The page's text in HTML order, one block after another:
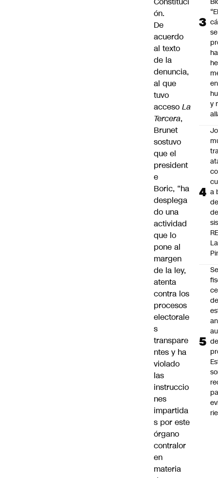
ón.
De
acuerdo
al texto
de la
denuncia,
al que
tuvo
acceso La
Tercera,
Brunet
sostuvo
que el
president
e
Boric, “ha
desplega
do una
actividad
que lo
pone al
margen
de la ley,
atenta
contra los
procesos
electorale
s
transpare
ntes y ha
violado
las
instruccio
nes
impartida
s por este
órgano
contralor
en
materia
“El
ha
y
a
La
de
de